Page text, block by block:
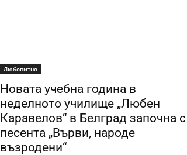
Любопитно
Новата учебна година в
неделното училище „Любен
Каравелов“ в Белград започна с
песента „Върви, народе
възродени“